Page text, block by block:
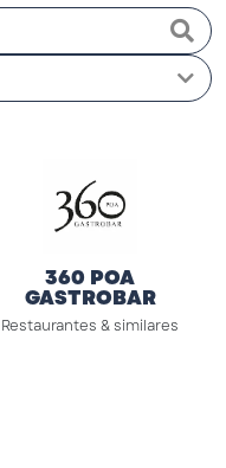
360 POA
GASTROBAR
Restaurantes & similares